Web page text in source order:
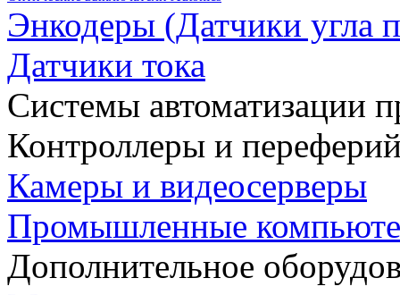
Энкодеры (Датчики угла
Датчики тока
Системы автоматизации
Контроллеры и
Камеры и видеосерверы
Промышленные
Дополнительное